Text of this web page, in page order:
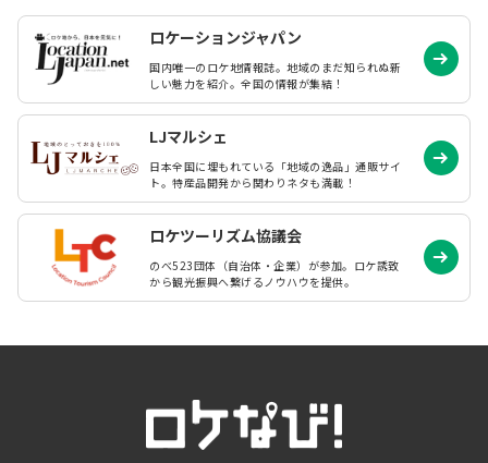
ロケーションジャパン
国内唯一のロケ地情報誌。地域のまだ知られぬ新
しい魅力を紹介。全国の情報が集結！
LJマルシェ
日本全国に埋もれている「地域の逸品」通販サイ
ト。特産品開発から関わりネタも満載！
ロケツーリズム協議会
のべ523団体（自治体・企業）が参加。ロケ誘致
から観光振興へ繋げるノウハウを提供。